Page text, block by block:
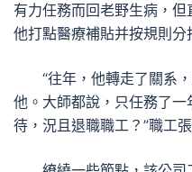
有力任務而回老野生病，
他打點醫療補貼并按規則分
“往年，他轉走了關系
他。大師都說，只任務了一
待，況且退職職工？”職工